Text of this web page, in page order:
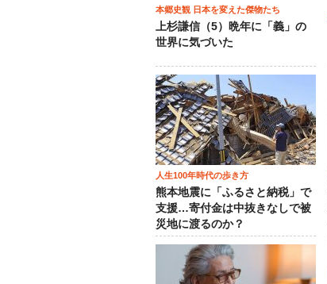
本郷史観 日本を変えた傑物たち
上杉謙信（5）晩年に「義」の
世界に気づいた
人生100年時代の歩き方
熊本地震に「ふるさと納税」で
支援…寄付金は中抜きなしで被
災地に渡るのか？